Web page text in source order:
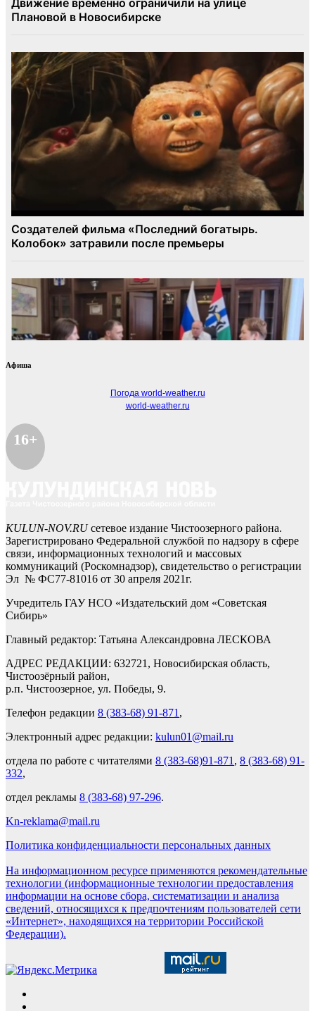
Афиша
Погода world-weather.ru
world-weather.ru
16+
KULUN-NOV.RUсетевое издание Чистоозерного района.
Зарегистрировано Федеральной службой по надзору в сфере
связи, информационных технологий и массовых
коммуникаций (Роскомнадзор), свидетельство о регистрации
Эл № ФС77-81016 от 30 апреля 2021г.
Учредитель ГАУ НСО «Издательский дом «Советская
Сибирь»
Главный редактор: Татьяна Александровна ЛЕСКОВА
АДРЕС РЕДАКЦИИ: 632721, Новосибирская область,
Чистоозёрный район,
р.п. Чистоозерное, ул. Победы, 9.
Телефон редакции 8 (383-68) 91-871 ,
Электронный адрес редакции: kulun01@mail.ru
отдела по работе с читателями 8 (383-68)91-871 , 8 (383-68) 91-
332,
отдел рекламы 8 (383-68) 97-296.
Kn-reklama@mail.ru
Политика конфиденциальности персональных данных
На информационном ресурсе применяются рекомендательные
технологии (информационные технологии предоставления
информации на основе сбора, систематизации и анализа
сведений, относящихся к предпочтениям пользователей сети
«Интернет», находящихся на территории Российской
Федерации).